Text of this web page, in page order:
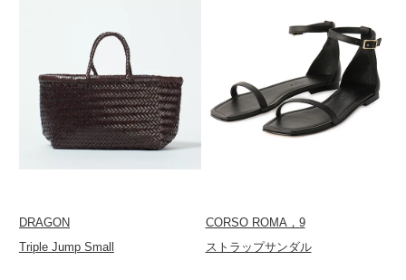
DRAGON
Triple Jump Small
CORSO ROMA，9
ストラップサンダル